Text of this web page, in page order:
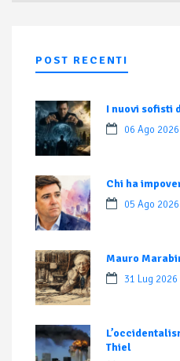
POST RECENTI
I nuovi sofisti
06 Ago 2026
Chi ha
05 Ago 2026
Mauro
31 Lug 2026
Thiel